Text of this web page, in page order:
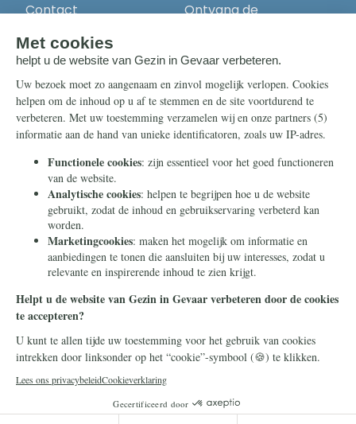
Contact
Ontvang de
Steun ons
Nieuwsbrief
Eenmalig
Maandelijks
Periodiek
Nalaten
Zelf overschrijven
Info
Contact
Ontvang onze
Telegram-berichten
© 2026 Stichting Civitas Christiana
Cookieverklaring
Privacy